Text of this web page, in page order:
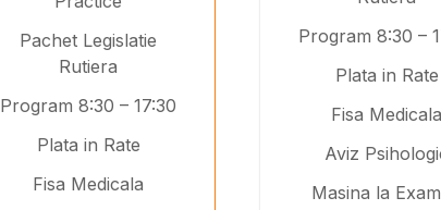
Pachet Legislatie
Rutiera
Program 8:30 – 17:30
Plata in Rate
Fisa Medicala
Program 8:30 –
Plata in Rate
Fisa Medicala
Aviz
Masina la